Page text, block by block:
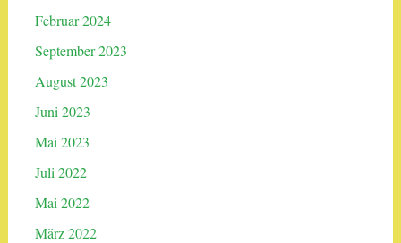
Februar 2024
September 2023
August 2023
Juni 2023
Mai 2023
Juli 2022
Mai 2022
März 2022